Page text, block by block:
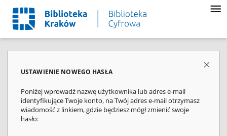
USTAWIENIE NOWEGO HASŁA
Poniżej wprowadź nazwę użytkownika lub adres e-mail
identyfikujące Twoje konto, na Twój adres e-mail otrzymasz
wiadomość z linkiem, gdzie będziesz mógł zmienić swoje
hasło: